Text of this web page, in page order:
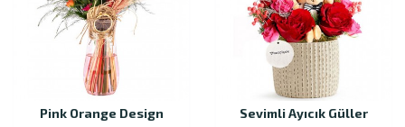
Pink Orange Design Sevimli Ayıcık Güller